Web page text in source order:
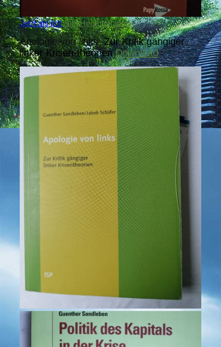
Jetzt als pdfzum Herunterladen
Apologie von links.Zur Kritik gängiger
linker Krisen-theorienDownload